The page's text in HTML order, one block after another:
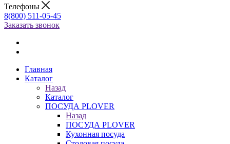
Телефоны
8(800) 511-05-45
Заказать звонок
Главная
Каталог
Назад
Каталог
ПОСУДА PLOVER
Назад
ПОСУДА PLOVER
Кухонная посуда